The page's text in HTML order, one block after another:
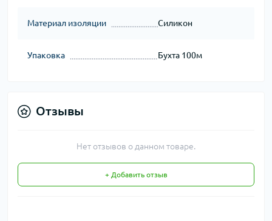
Материал изоляции Силикон
Упаковка Бухта 100м
Отзывы
Нет отзывов о данном товаре.
+ Добавить отзыв